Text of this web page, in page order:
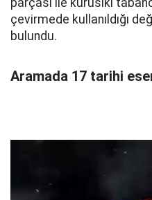
parçası ile kurusıkı
çevirmede kullanıldığı
bulundu.
Aramada 17 tarihi